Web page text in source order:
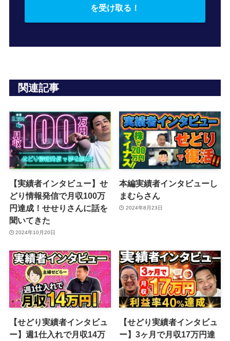
を受け取る！
関連記事
【実績者インタビュー】せ
どり情報発信で月収100万
円達成！せせりさんに話を
聞いてきた
2024年10月20日
本編実績者インタビューし
まむらさん
2024年8月23日
【せどり実績者インタビュ
ー】週1仕入れで月収14万
【せどり実績者インタビュ
ー】3ヶ月で月収17万円達